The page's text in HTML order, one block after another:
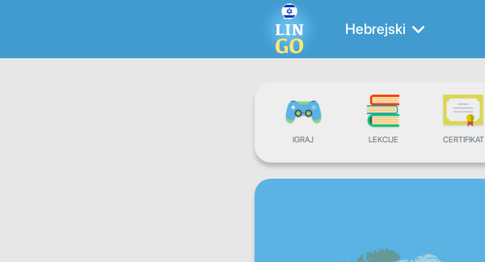
Hebrejski
IGRAJ LEKCIJE CERTIFIKAT